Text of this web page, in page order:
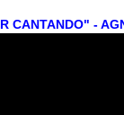
CANTANDO" -